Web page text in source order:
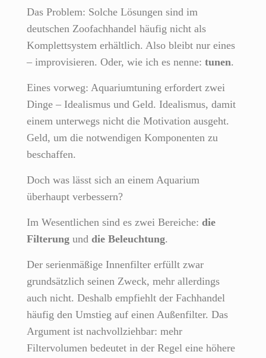
Das Problem: Solche Lösungen sind im
deutschen Zoofachhandel häufig nicht als
Komplettsystem erhältlich. Also bleibt nur eines
– improvisieren. Oder, wie ich es nenne: tunen.
Eines vorweg: Aquariumtuning erfordert zwei
Dinge – Idealismus und Geld. Idealismus, damit
einem unterwegs nicht die Motivation ausgeht.
Geld, um die notwendigen Komponenten zu
beschaffen.
Doch was lässt sich an einem Aquarium
überhaupt verbessern?
Im Wesentlichen sind es zwei Bereiche: die
Filterung und die Beleuchtung.
Der serienmäßige Innenfilter erfüllt zwar
grundsätzlich seinen Zweck, mehr allerdings
auch nicht. Deshalb empfiehlt der Fachhandel
häufig den Umstieg auf einen Außenfilter. Das
Argument ist nachvollziehbar: mehr
Filtervolumen bedeutet in der Regel eine höhere